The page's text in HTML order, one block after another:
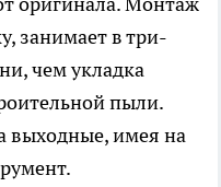
занимает в три-
чем укладка
пыли.
выходные, имея на